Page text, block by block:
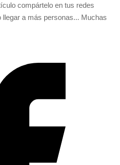
compártelo en tus redes
a más personas... Muchas